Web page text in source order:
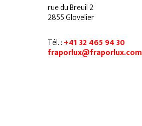
rue du Breuil 2
2855 Glovelier
Tél. :+41 32 465 94 30
fraporlux@fraporlux.com